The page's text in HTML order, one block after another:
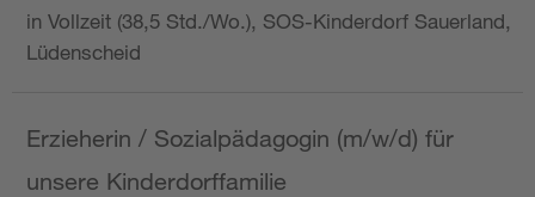
in Vollzeit (38,5 Std./Wo.), SOS-Kinderdorf Sauerland,
Lüdenscheid
Erzieherin / Sozialpädagogin (m/w/d) für
unsere Kinderdorffamilie